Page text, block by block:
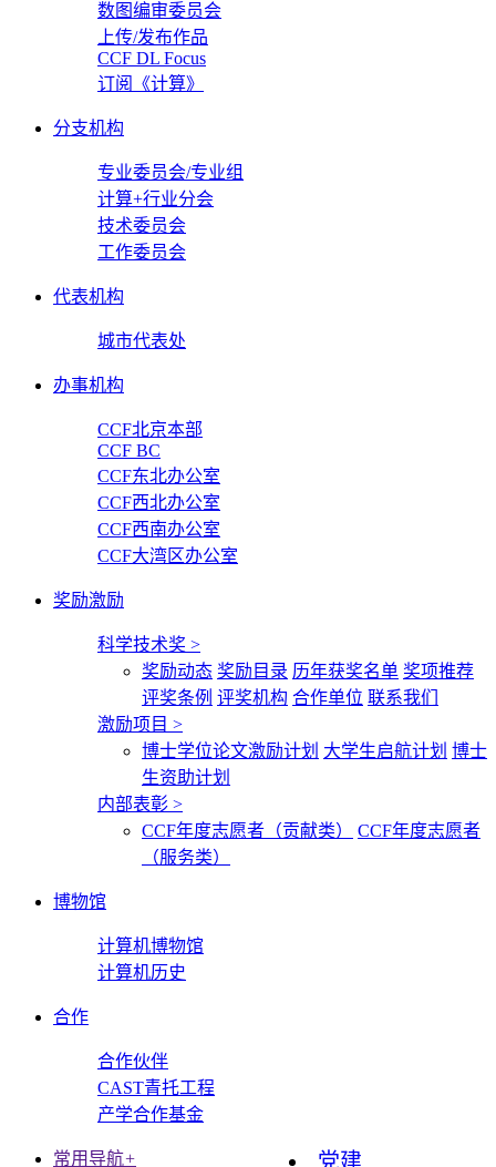
数图编审委员会
上传/发布作品
CCF DL Focus
订阅《计算》
分支机构
专业委员会/专业组
计算+行业分会
技术委员会
工作委员会
代表机构
城市代表处
办事机构
CCF北京本部
CCF BC
CCF东北办公室
CCF西北办公室
CCF西南办公室
CCF大湾区办公室
奖励激励
科学技术奖 >
奖励动态 奖励目录 历年获奖名单 奖项推荐
评奖条例 评奖机构 合作单位 联系我们
激励项目 >
博士学位论文激励计划 大学生启航计划 博士
生资助计划
内部表彰 >
CCF年度志愿者（贡献类）
CCF年度志愿者
（服务类）
博物馆
计算机博物馆
计算机历史
合作
合作伙伴
CAST青托工程
产学合作基金
党建
常用导航+